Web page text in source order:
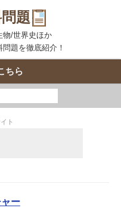
題
物/世界史ほか
題を徹底紹介！
ちら
ト
ー